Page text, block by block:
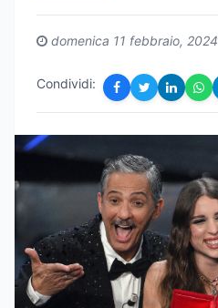
domenica 11 febbraio, 2024
Condividi: